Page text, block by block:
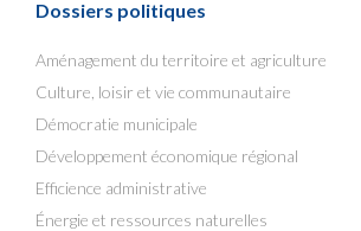
Dossiers politiques
Aménagement du territoire et agriculture
Culture, loisir et vie communautaire
Démocratie municipale
Développement économique régional
Efficience administrative
Énergie et ressources naturelles